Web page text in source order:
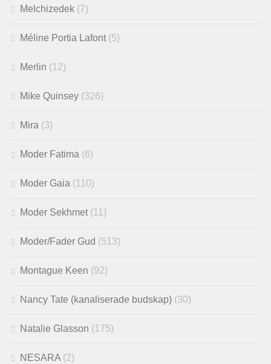
Melchizedek (7)
Méline Portia Lafont(5)
Merlin (12)
Mike Quinsey (326)
Mira (3)
Moder Fatima (6)
Moder Gaia (110)
Moder Sekhmet(11)
Moder/Fader Gud (513)
Montague Keen (92)
Nancy Tate (kanaliserade budskap) (30)
Natalie Glasson (175)
NESARA(2)